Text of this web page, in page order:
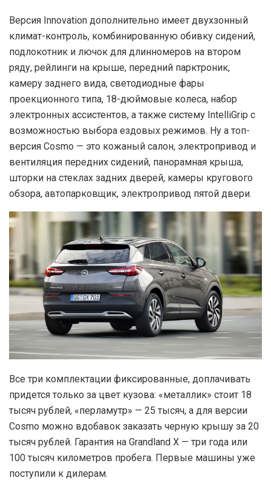
Версия Innovation дополнительно имеет двухзонный
климат-контроль, комбинированную обивку сидений,
подлокотник и лючок для длинномеров на втором
ряду, рейлинги на крыше, передний парктроник,
камеру заднего вида, светодиодные фары
проекционного типа, 18-дюймовые колеса, набор
электронных ассистентов, а также систему IntelliGrip с
возможностью выбора ездовых режимов. Ну а топ-
версия Cosmo — это кожаный салон, электропривод и
вентиляция передних сидений, панорамная крыша,
шторки на стеклах задних дверей, камеры кругового
обзора, автопарковщик, электропривод пятой двери.
Все три комплектации фиксированные, доплачивать
придется только за цвет кузова: «металлик» стоит 18
тысяч рублей, «перламутр» — 25 тысяч, а для версии
Cosmo можно вдобавок заказать черную крышу за 20
тысяч рублей. Гарантия на Grandland X — три года или
100 тысяч километров пробега. Первые машины уже
поступили к дилерам.